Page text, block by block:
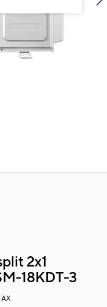
2x1
18KDT-3